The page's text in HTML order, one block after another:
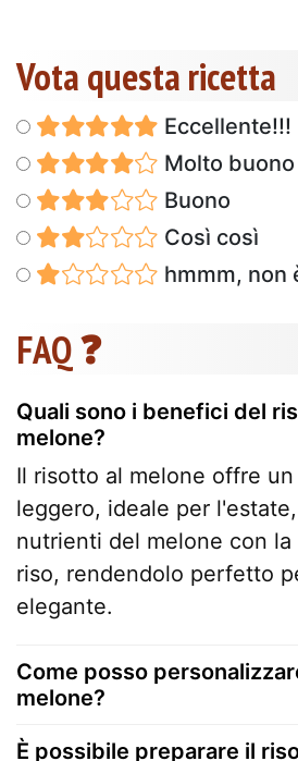
Vota questa ricetta
Eccellente!!!
Molto buono
Buono
Così così
hmmm, non
FAQ ❓
Quali sono i benefici del
melone?
Il risotto al melone offre
leggero, ideale per
nutrienti del melone con la
riso, rendendolo perfetto
elegante.
Come posso
melone?
È possibile preparare il